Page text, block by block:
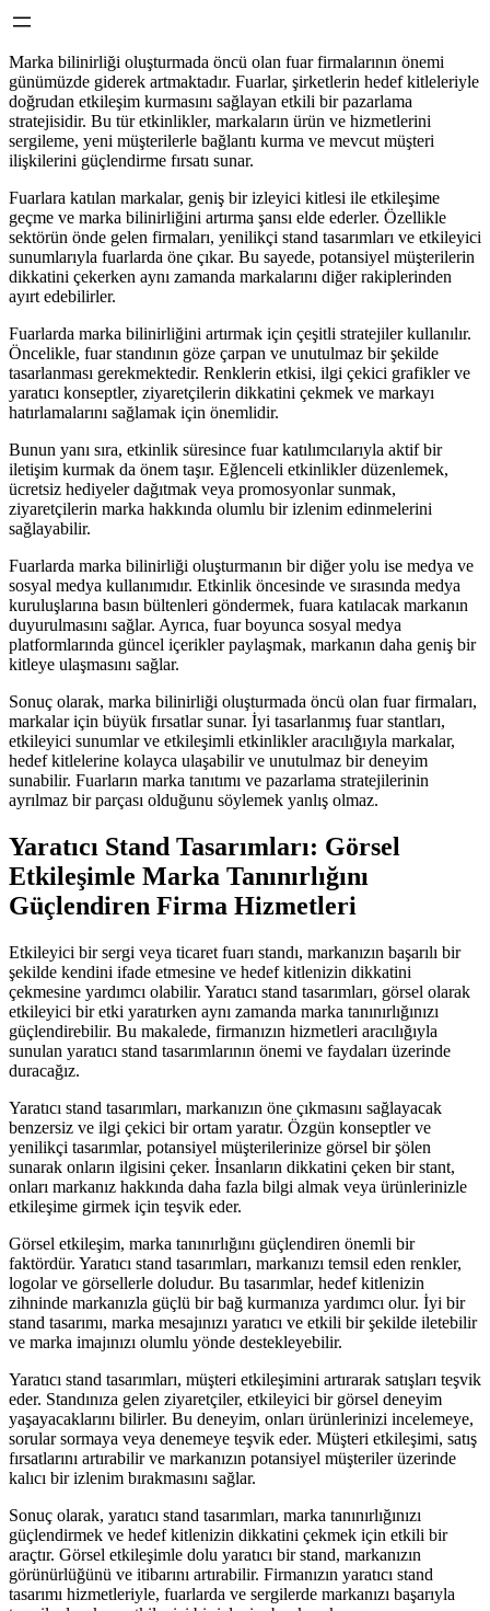
Marka bilinirliği oluşturmada öncü olan fuar firmalarının önemi
günümüzde giderek artmaktadır. Fuarlar, şirketlerin hedef kitleleriyle
doğrudan etkileşim kurmasını sağlayan etkili bir pazarlama
stratejisidir. Bu tür etkinlikler, markaların ürün ve hizmetlerini
sergileme, yeni müşterilerle bağlantı kurma ve mevcut müşteri
ilişkilerini güçlendirme fırsatı sunar.
Fuarlara katılan markalar, geniş bir izleyici kitlesi ile etkileşime
geçme ve marka bilinirliğini artırma şansı elde ederler. Özellikle
sektörün önde gelen firmaları, yenilikçi stand tasarımları ve etkileyici
sunumlarıyla fuarlarda öne çıkar. Bu sayede, potansiyel müşterilerin
dikkatini çekerken aynı zamanda markalarını diğer rakiplerinden
ayırt edebilirler.
Fuarlarda marka bilinirliğini artırmak için çeşitli stratejiler kullanılır.
Öncelikle, fuar standının göze çarpan ve unutulmaz bir şekilde
tasarlanması gerekmektedir. Renklerin etkisi, ilgi çekici grafikler ve
yaratıcı konseptler, ziyaretçilerin dikkatini çekmek ve markayı
hatırlamalarını sağlamak için önemlidir.
Bunun yanı sıra, etkinlik süresince fuar katılımcılarıyla aktif bir
iletişim kurmak da önem taşır. Eğlenceli etkinlikler düzenlemek,
ücretsiz hediyeler dağıtmak veya promosyonlar sunmak,
ziyaretçilerin marka hakkında olumlu bir izlenim edinmelerini
sağlayabilir.
Fuarlarda marka bilinirliği oluşturmanın bir diğer yolu ise medya ve
sosyal medya kullanımıdır. Etkinlik öncesinde ve sırasında medya
kuruluşlarına basın bültenleri göndermek, fuara katılacak markanın
duyurulmasını sağlar. Ayrıca, fuar boyunca sosyal medya
platformlarında güncel içerikler paylaşmak, markanın daha geniş bir
kitleye ulaşmasını sağlar.
Sonuç olarak, marka bilinirliği oluşturmada öncü olan fuar firmaları,
markalar için büyük fırsatlar sunar. İyi tasarlanmış fuar stantları,
etkileyici sunumlar ve etkileşimli etkinlikler aracılığıyla markalar,
hedef kitlelerine kolayca ulaşabilir ve unutulmaz bir deneyim
sunabilir. Fuarların marka tanıtımı ve pazarlama stratejilerinin
ayrılmaz bir parçası olduğunu söylemek yanlış olmaz.
Yaratıcı Stand Tasarımları: Görsel
Etkileşimle Marka Tanınırlığını
Güçlendiren Firma Hizmetleri
Etkileyici bir sergi veya ticaret fuarı standı, markanızın başarılı bir
şekilde kendini ifade etmesine ve hedef kitlenizin dikkatini
çekmesine yardımcı olabilir. Yaratıcı stand tasarımları, görsel olarak
etkileyici bir etki yaratırken aynı zamanda marka tanınırlığınızı
güçlendirebilir. Bu makalede, firmanızın hizmetleri aracılığıyla
sunulan yaratıcı stand tasarımlarının önemi ve faydaları üzerinde
duracağız.
Yaratıcı stand tasarımları, markanızın öne çıkmasını sağlayacak
benzersiz ve ilgi çekici bir ortam yaratır. Özgün konseptler ve
yenilikçi tasarımlar, potansiyel müşterilerinize görsel bir şölen
sunarak onların ilgisini çeker. İnsanların dikkatini çeken bir stant,
onları markanız hakkında daha fazla bilgi almak veya ürünlerinizle
etkileşime girmek için teşvik eder.
Görsel etkileşim, marka tanınırlığını güçlendiren önemli bir
faktördür. Yaratıcı stand tasarımları, markanızı temsil eden renkler,
logolar ve görsellerle doludur. Bu tasarımlar, hedef kitlenizin
zihninde markanızla güçlü bir bağ kurmanıza yardımcı olur. İyi bir
stand tasarımı, marka mesajınızı yaratıcı ve etkili bir şekilde iletebilir
ve marka imajınızı olumlu yönde destekleyebilir.
Yaratıcı stand tasarımları, müşteri etkileşimini artırarak satışları teşvik
eder. Standınıza gelen ziyaretçiler, etkileyici bir görsel deneyim
yaşayacaklarını bilirler. Bu deneyim, onları ürünlerinizi incelemeye,
sorular sormaya veya denemeye teşvik eder. Müşteri etkileşimi, satış
fırsatlarını artırabilir ve markanızın potansiyel müşteriler üzerinde
kalıcı bir izlenim bırakmasını sağlar.
Sonuç olarak, yaratıcı stand tasarımları, marka tanınırlığınızı
güçlendirmek ve hedef kitlenizin dikkatini çekmek için etkili bir
araçtır. Görsel etkileşimle dolu yaratıcı bir stand, markanızın
görünürlüğünü ve itibarını artırabilir. Firmanızın yaratıcı stand
tasarımı hizmetleriyle, fuarlarda ve sergilerde markanızı başarıyla